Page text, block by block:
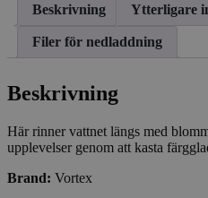
Beskrivning Ytterligare
Filer för nedladdning
Beskrivning
Här rinner vattnet längs med
upplevelser genom att kasta
Brand: Vortex